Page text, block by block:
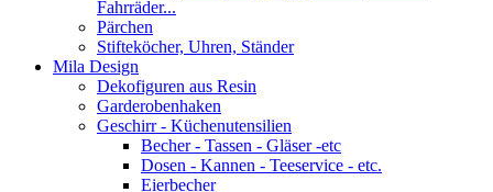
Fahrräder...
Pärchen
Stifteköcher, Uhren, Ständer
Mila Design
Dekofiguren aus Resin
Garderobenhaken
Geschirr - Küchenutensilien
Becher - Tassen - Gläser -etc
Dosen - Kannen - Teeservice - etc.
Eierbecher